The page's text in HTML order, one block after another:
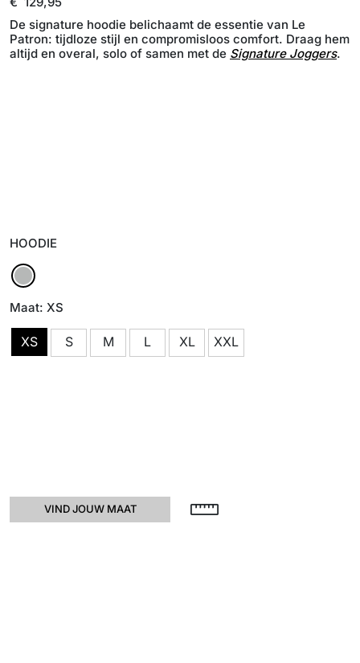
De signature hoodie belichaamt de essentie van Le
Patron: tijdloze stijl en compromisloos comfort. Draag hem
altijd en overal, solo of samen met de Signature Joggers.
HOODIE
Maat: XS
XS S M L XL XXL
VIND JOUW MAAT